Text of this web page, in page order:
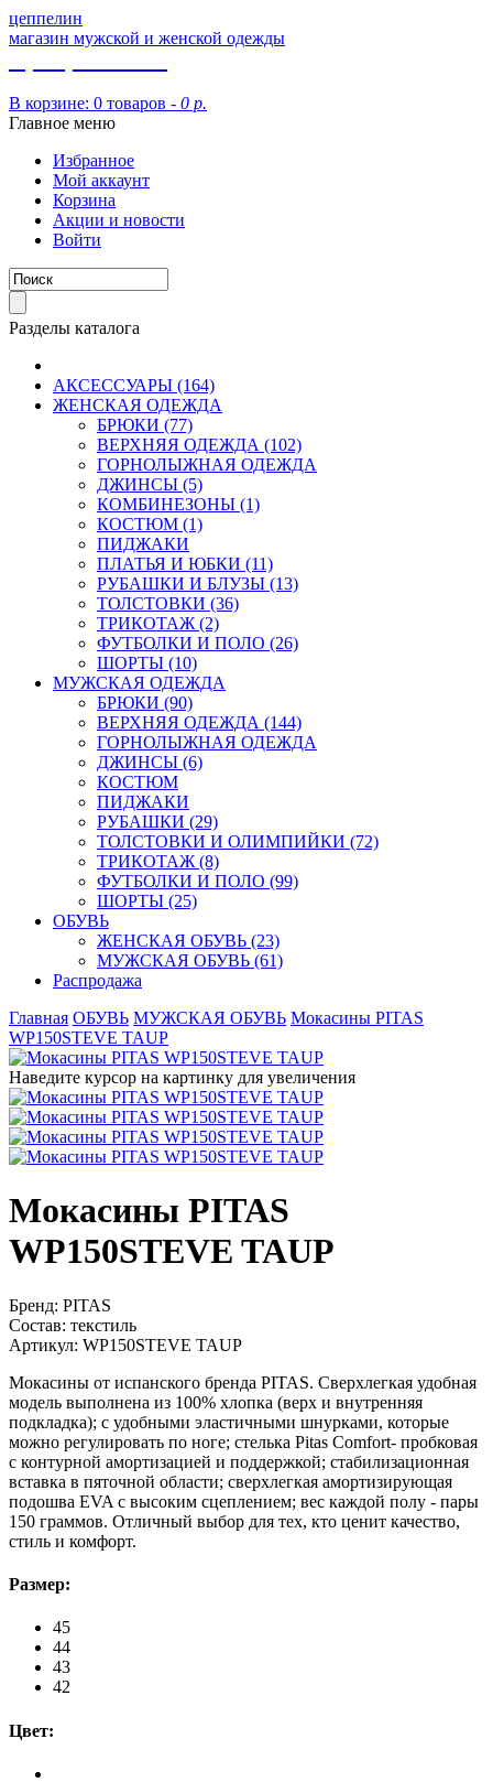
цеппелин
магазин мужской и женской одежды
В корзине: 0 товаров - 0 р.
Главное меню
Избранное
Мой аккаунт
Корзина
Акции и новости
Войти
Разделы каталога
АКСЕССУАРЫ (164)
ЖЕНСКАЯ ОДЕЖДА
БРЮКИ (77)
ВЕРХНЯЯ ОДЕЖДА (102)
ГОРНОЛЫЖНАЯ ОДЕЖДА
ДЖИНСЫ (5)
КОМБИНЕЗОНЫ (1)
КОСТЮМ (1)
ПИДЖАКИ
ПЛАТЬЯ И ЮБКИ (11)
РУБАШКИ И БЛУЗЫ (13)
ТОЛСТОВКИ (36)
ТРИКОТАЖ (2)
ФУТБОЛКИ И ПОЛО (26)
ШОРТЫ (10)
МУЖСКАЯ ОДЕЖДА
БРЮКИ (90)
ВЕРХНЯЯ ОДЕЖДА (144)
ГОРНОЛЫЖНАЯ ОДЕЖДА
ДЖИНСЫ (6)
КОСТЮМ
ПИДЖАКИ
РУБАШКИ (29)
ТОЛСТОВКИ И ОЛИМПИЙКИ (72)
ТРИКОТАЖ (8)
ФУТБОЛКИ И ПОЛО (99)
ШОРТЫ (25)
ОБУВЬ
ЖЕНСКАЯ ОБУВЬ (23)
МУЖСКАЯ ОБУВЬ (61)
Распродажа
Главная ОБУВЬ МУЖСКАЯ ОБУВЬ Мокасины PITAS
WP150STEVE TAUP
Наведите курсор на картинку для увеличения
Мокасины PITAS
WP150STEVE TAUP
Бренд: PITAS
Состав: текстиль
Артикул: WP150STEVE TAUP
Мокасины от испанского бренда PITAS. Сверхлегкая удобная
модель выполнена из 100% хлопка (верх и внутренняя
подкладка); с удобными эластичными шнурками, которые
можно регулировать по ноге; стелька Pitas Comfort- пробковая
с контурной амортизацией и поддержкой; стабилизационная
вставка в пяточной области; сверхлегкая амортизирующая
подошва EVA с высоким сцеплением; вес каждой полу - пары
150 граммов. Отличный выбор для тех, кто ценит качество,
стиль и комфорт.
Размер:
45
44
43
42
Цвет: